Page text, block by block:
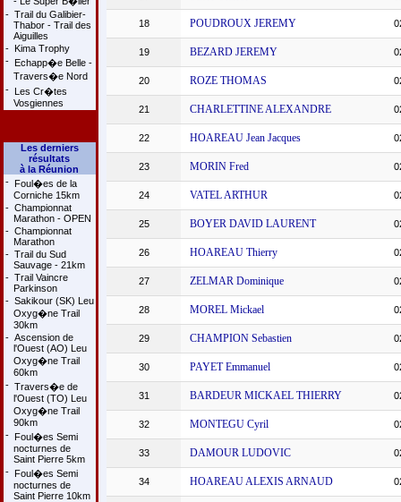
- Trail du Galibier-
Thabor - Trail des
Aiguilles
- Kima Trophy
- Echapp�e Belle -
Travers�e Nord
- Les Cr�tes
Vosgiennes
Les derniers
résultats
à la Réunion
- Foul�es de la
Corniche 15km
- Championnat
Marathon - OPEN
- Championnat
Marathon
- Trail du Sud
Sauvage - 21km
- Trail Vaincre
Parkinson
- Sakikour (SK) Leu
Oxyg�ne Trail
30km
- Ascension de
l'Ouest (AO) Leu
Oxyg�ne Trail
60km
- Travers�e de
l'Ouest (TO) Leu
Oxyg�ne Trail
90km
- Foul�es Semi
nocturnes de
Saint Pierre 5km
- Foul�es Semi
nocturnes de
Saint Pierre 10km
18 POUDROUX JEREMY
19 BEZARD JEREMY
20 ROZE THOMAS
21 CHARLETTINE ALEXANDRE
22 HOAREAU Jean Jacques
23 MORIN Fred
24 VATEL ARTHUR
25 BOYER DAVID LAURENT
26 HOAREAU Thierry
27 ZELMAR Dominique
28 MOREL Mickael
29 CHAMPION Sebastien
30 PAYET Emmanuel
31 BARDEUR MICKAEL THIERRY
32 MONTEGU Cyril
33 DAMOUR LUDOVIC
34 HOAREAU ALEXIS ARNAUD